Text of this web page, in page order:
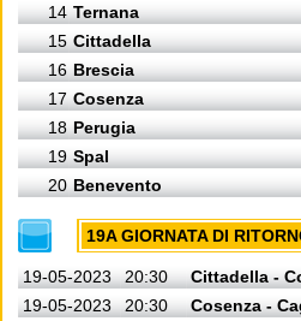
14 Ternana
15 Cittadella
16 Brescia
17 Cosenza
18 Perugia
19 Spal
20 Benevento
19A GIORNATA DI
19-05-2023 20:30
Cittadella -
19-05-2023
20:30
Cosenza -